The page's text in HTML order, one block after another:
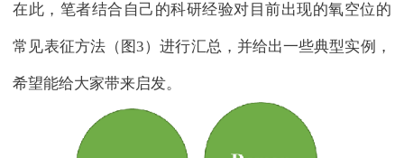
在此，笔者结合自己的科研经验对目前出现的氧空位的
常见表征方法（图3）进行汇总，并给出一些典型实例，
希望能给大家带来启发。